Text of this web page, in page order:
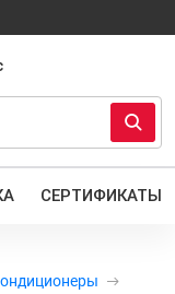
СЕРТИФИКАТЫ